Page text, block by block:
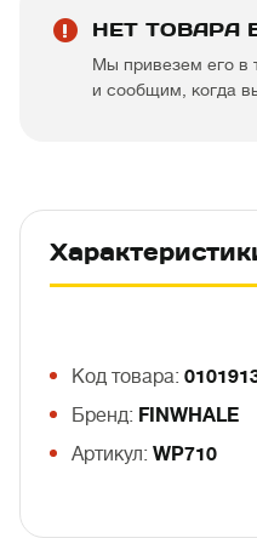
НЕТ ТОВАРА
Мы привезем его в
и сообщим, когда
Код товара:
Бренд: FINWHALE
Артикул: WP710